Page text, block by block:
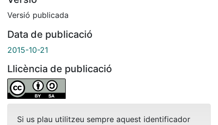
Versió publicada
Data de publicació
2015-10-21
Llicència de publicació
Si us plau utilitzeu sempre aquest identificador